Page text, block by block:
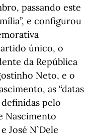
passando este
e configurou
único, o
da República
Neto, e o
as “datas
pelo
Nascimento
José N`Dele